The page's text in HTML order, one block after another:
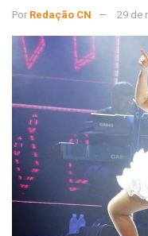
Por Redação CN 29 de